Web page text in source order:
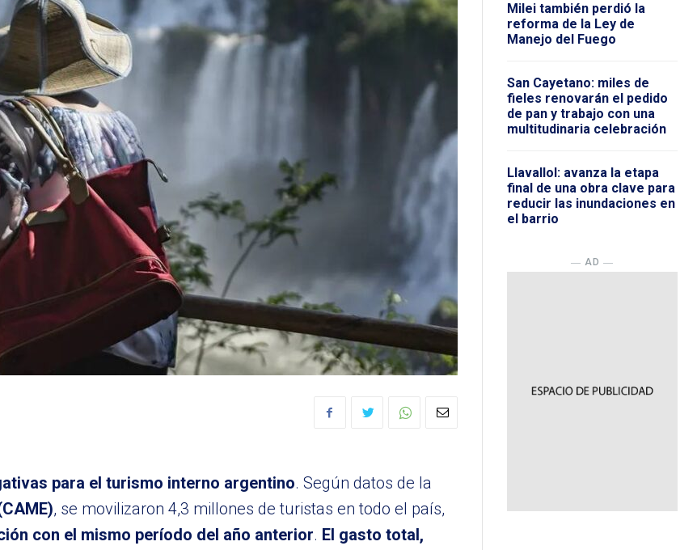
para el turismo interno argentino. Según datos de la
, se movilizaron 4,3 millones de turistas en todo el país,
con el mismo período del año anterior. El gasto total,
Milei también perdió la
reforma de la Ley de
Manejo del Fuego
San Cayetano: miles de
fieles renovarán el pedido
de pan y trabajo con una
multitudinaria celebración
Llavallol: avanza la etapa
final de una obra clave para
reducir las inundaciones en
el barrio
― AD ―